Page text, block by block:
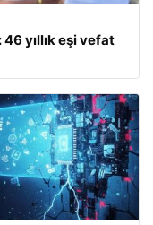
46 yıllık eşi vefat